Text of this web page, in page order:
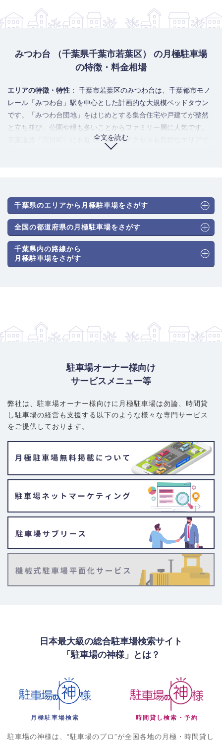
みつわ台 （千葉県千葉市若葉区） の月極駐車場
の特徴・料金相場
全文を読む
エリアの特徴・特性 ： 千葉市若葉区のみつわ台は、千葉都市モノ
レール「みつわ台」駅を中心とした計画的な大規模ベッドタウン
です。「みつわ台団地」をはじめとする集合住宅や戸建てが整然
と立ち並び、公園や緑も多いことからファミリー層に人気です。
京葉道路「穴川IC」にも近く、車でのアクセスも良好なエリアで
いのが特徴です。また、一部でモノレールみつわ台駅への通勤者
や、穴川ICを利用する車通勤者の需要も見られます。
駐車場のタイプと月極料金相場： 住宅街や団地が中心のため、平
面式（アスファルト・砂利舗装）が圧倒的に主流です。機械式駐
車場の供給は非常に希少です。相場は以下の通りです。
普通車（機械式）：9,900円～17,600円
車やハイルーフ車も探しやすい点がメリットです。一方、機械式
は供給がほぼないため、希望する場合は平面式を中心に探すのが
前に確認が必要です。未舗装（砂利）の駐車場も多いため、料金
だけでなく舗装状況や夜間の照明、前面道路の幅などを現地で確
千葉県のエリアから月極駐車場をさがす
全国の都道府県の月極駐車場をさがす
千葉県内の路線から
月極駐車場をさがす
駐車場オーナー様向け
サービスメニュー等
弊社は、駐車場オーナー様向けに月極駐車場は勿論、 時間貸
し駐車場の経営も支援する以下のような様々な専門サービス
をご提供しております。
日本最大級の総合駐車場検索サイト
「駐車場の神様」とは？
月極駐車場検索 時間貸し検索・予約
駐車場の神様は、“駐車場のプロ”が全国各地の月極・時間貸し